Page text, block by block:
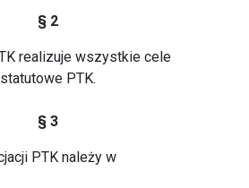
§ 2
realizuje wszystkie cele
statutowe PTK.
§ 3
PTK należy w